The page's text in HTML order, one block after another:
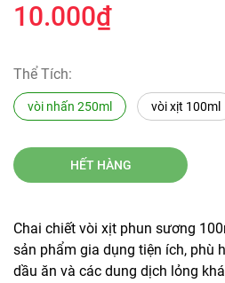
10.000₫
Thể Tích:
vòi nhấn 250ml vòi xịt 100ml
HẾT HÀNG
Chai chiết vòi xịt phun sương
sản phẩm gia dụng tiện ích, phù
dầu ăn và các dung dịch lỏng